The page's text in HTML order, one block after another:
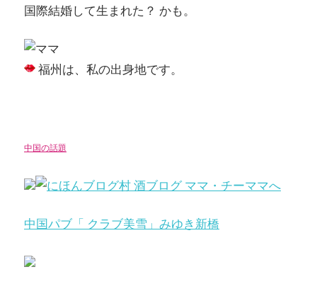
国際結婚して生まれた？ かも。
福州は、私の出身地です。
中国の話題
中国パブ「 クラブ美雪」みゆき新橋